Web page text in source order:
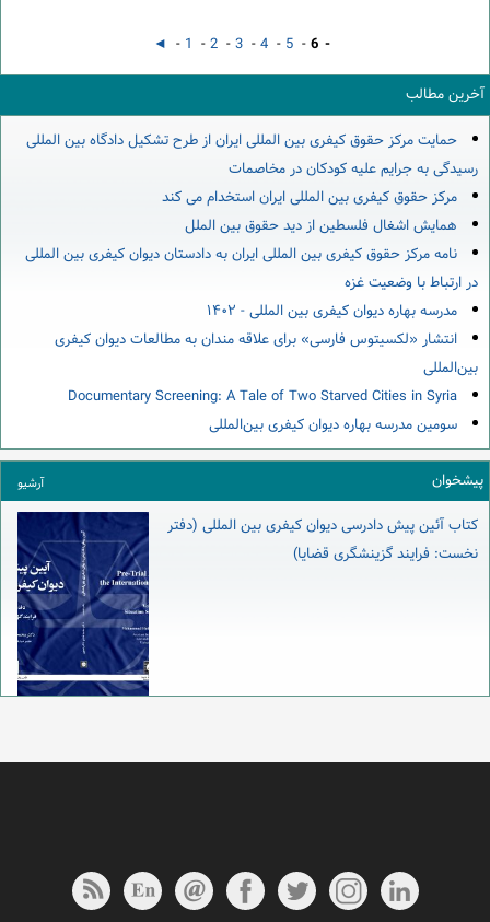
◄ - 1 -2-3-4- 5-6 -
آخرین مطالب
حمایت مرکز حقوق کیفری بین المللی ایران از طرح تشکیل دادگاه بین المللی
رسیدگی به جرایم علیه کودکان در مخاصمات
مرکز حقوق کیفری بین المللی ایران استخدام می کند
همایش اشغال فلسطین از دید حقوق بین الملل
نامه مرکز حقوق کیفری بین المللی ایران به دادستان دیوان کیفری بین المللی
در ارتباط با وضعیت غزه
مدرسه بهاره دیوان کیفری بین المللی - ۱۴۰۲
انتشار «لکسیتوس فارسی» برای علاقه مندان به مطالعات دیوان کیفری
بین‌المللی
Documentary Screening: A Tale of Two Starved Cities in Syria
سومین مدرسه بهاره دیوان کیفری بین‌المللی
پیشخوان آرشیو
کتاب آئین پیش دادرسی دیوان کیفری بین المللی (دفتر
نخست: فرایند گزینشگری قضایا)